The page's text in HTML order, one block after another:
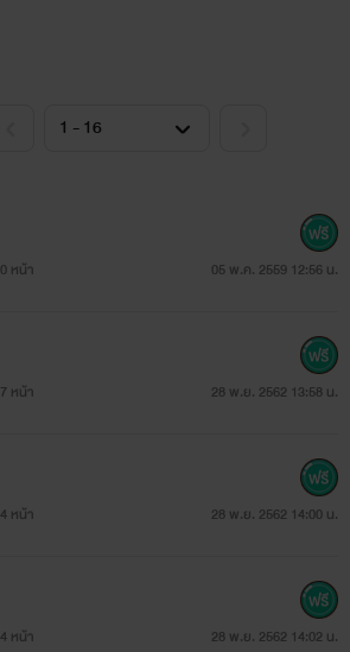
0 หน้า 05 พ.ค. 2559 12:56 น.
7 หน้า 28 พ.ย. 2562 13:58 น.
4 หน้า 28 พ.ย. 2562 14:00 น.
4 หน้า 28 พ.ย. 2562 14:02 น.